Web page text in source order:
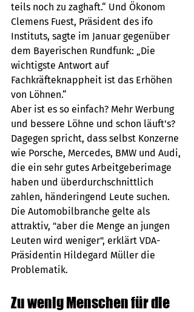
teils noch zu zaghaft.“ Und Ökonom
Clemens Fuest, Präsident des ifo
Instituts, sagte im Januar gegenüber
dem Bayerischen Rundfunk: „Die
wichtigste Antwort auf
Fachkräfteknappheit ist das Erhöhen
von Löhnen.“
Aber ist es so einfach? Mehr Werbung
und bessere Löhne und schon läuft’s?
Dagegen spricht, dass selbst Konzerne
wie Porsche, Mercedes, BMW und Audi,
die ein sehr gutes Arbeitgeberimage
haben und überdurchschnittlich
zahlen, händeringend Leute suchen.
Die Automobilbranche gelte als
attraktiv, "aber die Menge an jungen
Leuten wird weniger", erklärt VDA-
Präsidentin Hildegard Müller die
Problematik.
Zu wenig Menschen für die